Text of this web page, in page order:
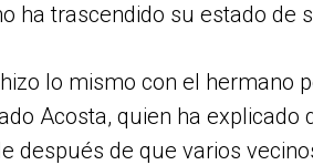
ha trascendido su estado de
lo mismo con el hermano
Acosta, quien ha
después de que varios